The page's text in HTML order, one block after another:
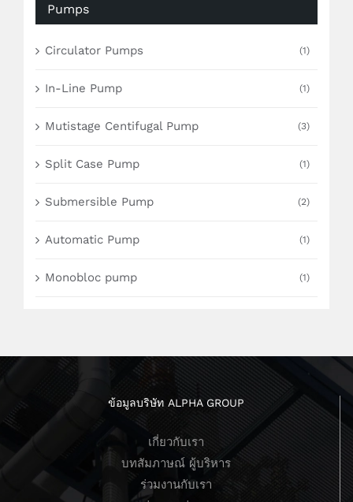
Pumps
Circulator Pumps (1)
In-Line Pump (1)
Mutistage Centifugal Pump (3)
Split Case Pump (1)
Submersible Pump (2)
Automatic Pump (1)
Monobloc pump (1)
ข้อมูลบริษัท ALPHA GROUP
เกี่ยวกับเรา
บทสัมภาษณ์ ผู้บริหาร
ร่วมงานกับเรา